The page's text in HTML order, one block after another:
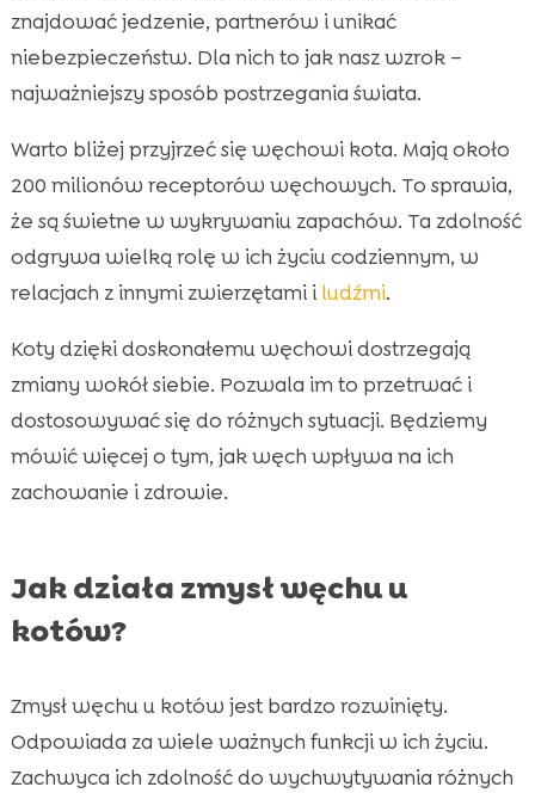
znajdować jedzenie, partnerów i unikać
niebezpieczeństw. Dla nich to jak nasz wzrok –
najważniejszy sposób postrzegania świata.
Warto bliżej przyjrzeć się węchowi kota. Mają około
200 milionów receptorów węchowych. To sprawia,
że są świetne w wykrywaniu zapachów. Ta zdolność
odgrywa wielką rolę w ich życiu codziennym, w
relacjach z innymi zwierzętami i ludźmi.
Koty dzięki doskonałemu węchowi dostrzegają
zmiany wokół siebie. Pozwala im to przetrwać i
dostosowywać się do różnych sytuacji. Będziemy
mówić więcej o tym, jak węch wpływa na ich
zachowanie i zdrowie.
Jak działa zmysł węchu u
kotów?
Zmysł węchu u kotów jest bardzo rozwinięty.
Odpowiada za wiele ważnych funkcji w ich życiu.
Zachwyca ich zdolność do wychwytywania różnych